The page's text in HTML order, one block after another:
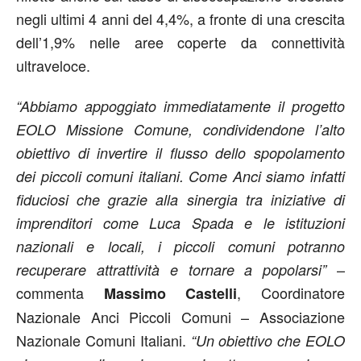
negli ultimi 4 anni del 4,4%, a fronte di una crescita
dell’1,9% nelle aree coperte da connettività
ultraveloce.
“Abbiamo appoggiato immediatamente il progetto
EOLO Missione Comune, condividendone l’alto
obiettivo di invertire il flusso dello spopolamento
dei piccoli comuni italiani. Come Anci siamo infatti
fiduciosi che grazie alla sinergia tra iniziative di
imprenditori come Luca Spada e le istituzioni
nazionali e locali, i piccoli comuni potranno
recuperare attrattività e tornare a popolarsi”–
commenta Massimo Castelli, Coordinatore
Nazionale Anci Piccoli Comuni – Associazione
Nazionale Comuni Italiani. “Un obiettivo che EOLO